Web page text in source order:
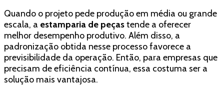
Quando o projeto pede produção em média ou grande
escala, a estamparia de peçastende a oferecer
melhor desempenho produtivo. Além disso, a
padronização obtida nesse processo favorece a
previsibilidade da operação. Então, para empresas que
precisam de eficiência contínua, essa costuma ser a
solução mais vantajosa.